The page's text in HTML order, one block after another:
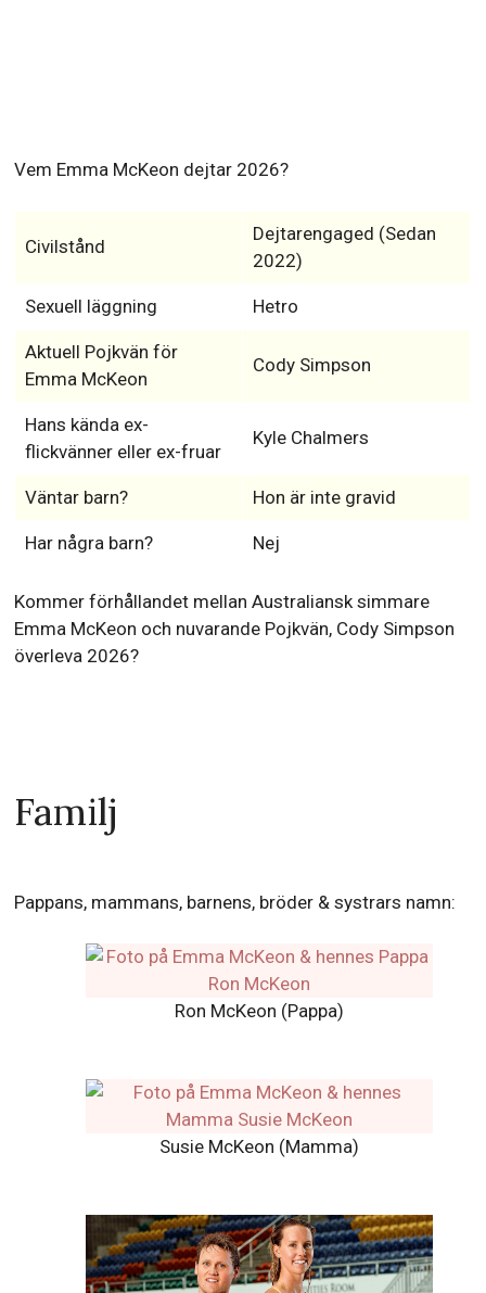
Vem Emma McKeon dejtar 2026?
Civilstånd
2022)
Emma McKeon
Cody Simpson
Hans kända ex-
flickvänner eller ex-fruar
Kyle Chalmers
Emma McKeon och nuvarande Pojkvän, Cody Simpson
överleva 2026?
Pappans, mammans, barnens, bröder & systrars namn: